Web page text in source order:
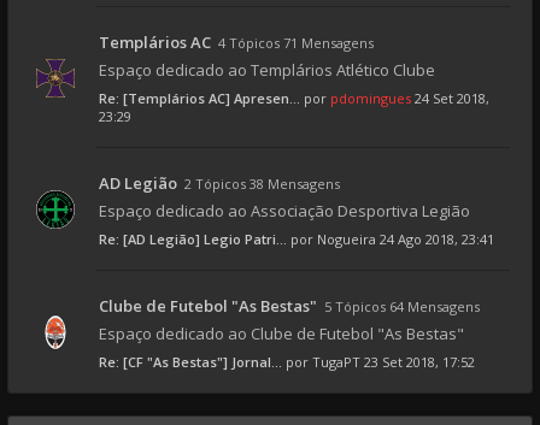
Templários AC 4 Tópicos 71 Mensagens
Espaço dedicado ao Templários Atlético Clube
Re: [Templários AC] Apresen... por pdomingues 24 Set 2018,
23:29
AD Legião 2 Tópicos 38 Mensagens
Espaço dedicado ao Associação Desportiva Legião
Re: [AD Legião] Legio Patri... por Nogueira 24 Ago 2018, 23:41
Clube de Futebol "As Bestas" 5 Tópicos 64 Mensagens
Espaço dedicado ao Clube de Futebol "As Bestas"
Re: [CF "As Bestas"] Jornal... por TugaPT 23 Set 2018, 17:52